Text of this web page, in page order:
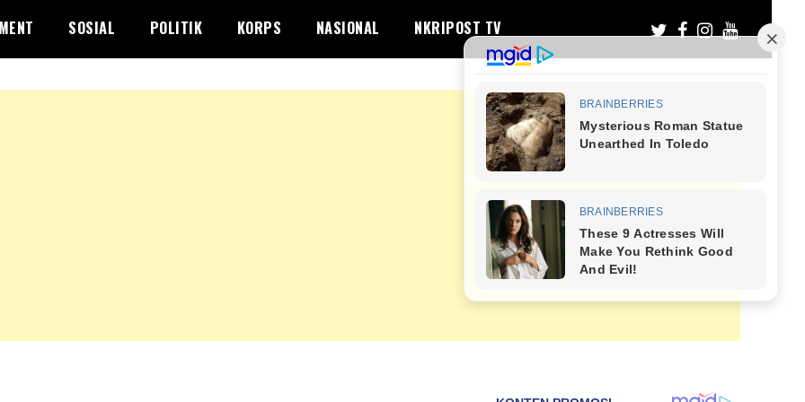
SOSIAL POLITIK KORPS NASIONAL NKRIPOST TV